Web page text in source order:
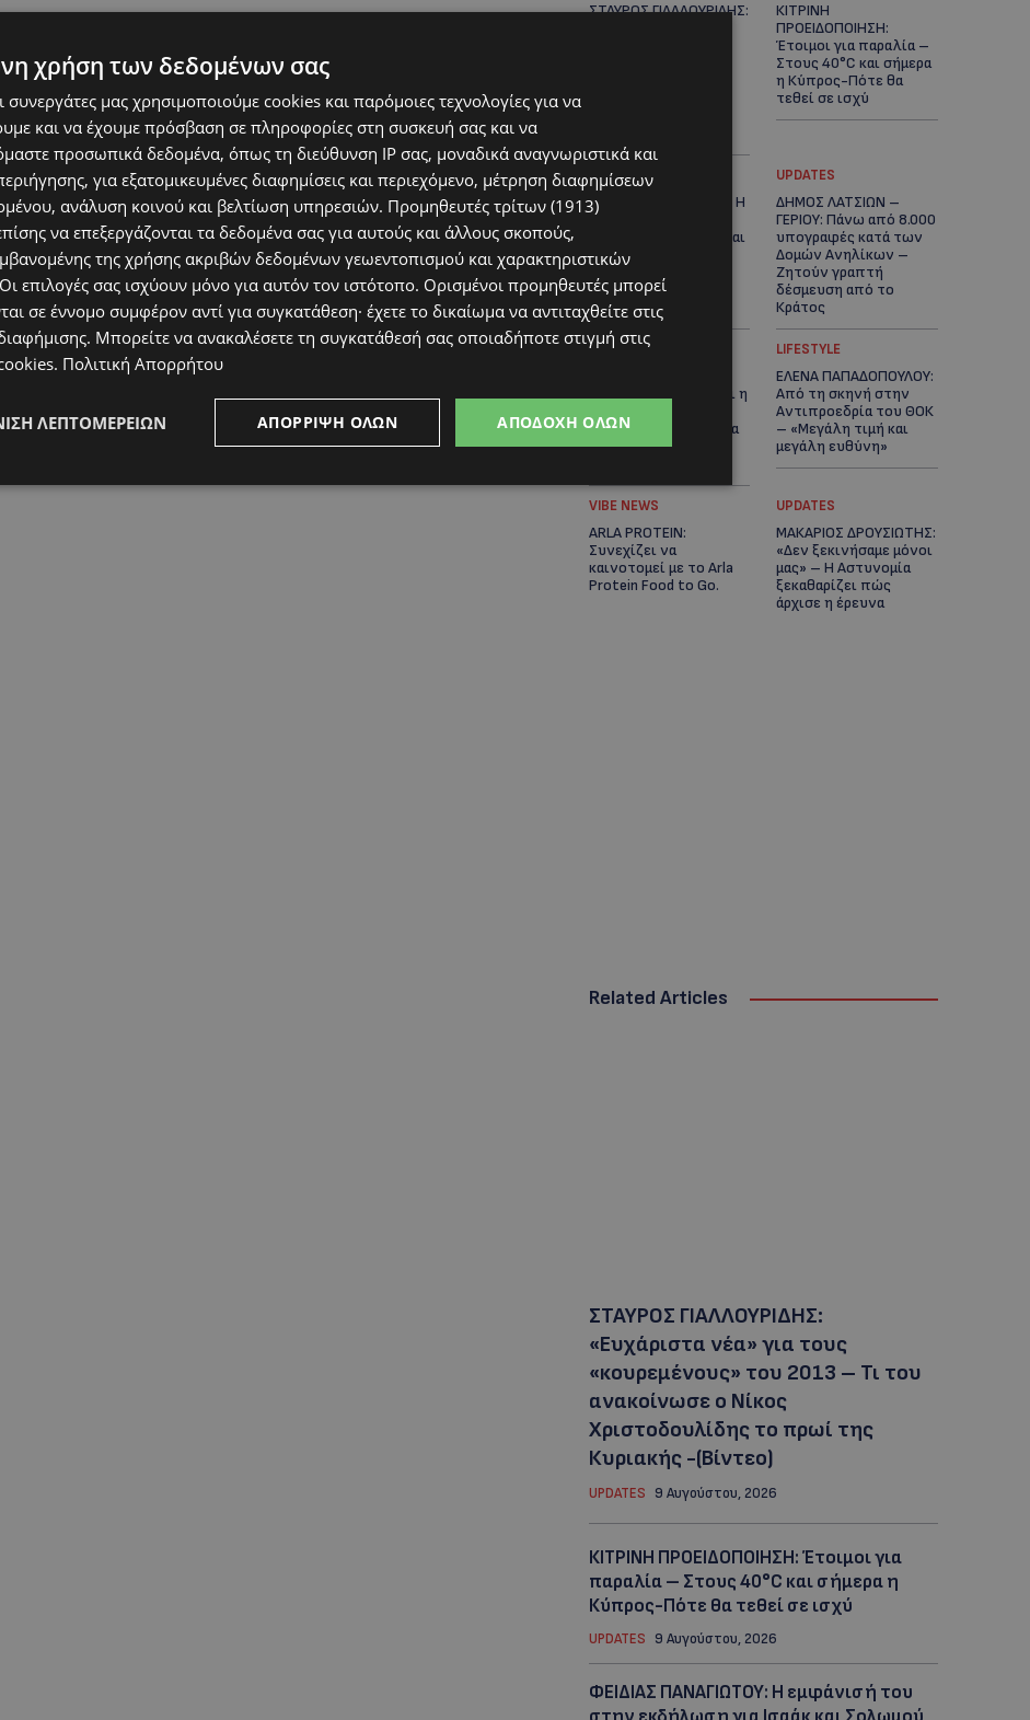
ΣΤΑΥΡΟΣ ΓΙΑΛΛΟΥΡΙΔΗΣ:
ΚΙΤΡΙΝΗ
ΠΡΟΕΙΔΟΠΟΙΗΣΗ:
Έτοιμοι για παραλία –
Στους 40°C και σήμερα
η Κύπρος-Πότε θα
τεθεί σε ισχύ
UPDATES
ΦΕΙΔΙΑΣ ΠΑΝΑΓΙΩΤΟΥ: Η
εμφάνισή του στην
εκδήλωση για Ισαάκ και
Σολωμού προκάλεσε
«Ασέβεια προς τους
νεκρούς»-(Φώτο)
UPDATES
ΔΗΜΟΣ ΛΑΤΣΙΩΝ –
ΓΕΡΙΟΥ: Πάνω από 8.000
υπογραφές κατά των
Δομών Ανηλίκων –
Ζητούν γραπτή
δέσμευση από το
Κράτος
UPDATES
ΠΙΤΣΙΛΙΑΣ: Ξανανοίγει η
Μια ανάσα δροσιάς για
κατοίκους και
LIFESTYLE
ΕΛΕΝΑ ΠΑΠΑΔΟΠΟΥΛΟΥ:
Από τη σκηνή στην
Αντιπροεδρία του ΘΟΚ
– «Μεγάλη τιμή και
μεγάλη ευθύνη»
VIBE NEWS
ARLA PROTEIN:
Συνεχίζει να
καινοτομεί με το Arla
Protein Food to Go.
UPDATES
ΜΑΚΑΡΙΟΣ ΔΡΟΥΣΙΩΤΗΣ:
«Δεν ξεκινήσαμε μόνοι
μας» – Η Αστυνομία
ξεκαθαρίζει πώς
άρχισε η έρευνα
Related Articles
ΣΤΑΥΡΟΣ ΓΙΑΛΛΟΥΡΙΔΗΣ:
«Ευχάριστα νέα» για τους
«κουρεμένους» του 2013 – Τι του
ανακοίνωσε ο Νίκος
Χριστοδουλίδης το πρωί της
Κυριακής -(Βίντεο)
UPDATES 9 Αυγούστου, 2026
ΚΙΤΡΙΝΗ ΠΡΟΕΙΔΟΠΟΙΗΣΗ: Έτοιμοι για
παραλία – Στους 40°C και σήμερα η
Κύπρος-Πότε θα τεθεί σε ισχύ
UPDATES 9 Αυγούστου, 2026
ΦΕΙΔΙΑΣ ΠΑΝΑΓΙΩΤΟΥ: Η εμφάνισή του
χρήση των δεδομένων σας
συνεργάτες μας χρησιμοποιούμε cookies και παρόμοιες τεχνολογίες για να
και να έχουμε πρόσβαση σε πληροφορίες στη συσκευή σας και να
προσωπικά δεδομένα, όπως τη διεύθυνση IP σας, μοναδικά αναγνωριστικά και
για εξατομικευμένες διαφημίσεις και περιεχόμενο, μέτρηση διαφημίσεων
ανάλυση κοινού και βελτίωση υπηρεσιών. Προμηθευτές τρίτων (1913)
να επεξεργάζονται τα δεδομένα σας για αυτούς και άλλους σκοπούς,
της χρήσης ακριβών δεδομένων γεωεντοπισμού και χαρακτηριστικών
επιλογές σας ισχύουν μόνο για αυτόν τον ιστότοπο. Ορισμένοι προμηθευτές μπορεί
σε έννομο συμφέρον αντί για συγκατάθεση· έχετε το δικαίωμα να αντιταχθείτε στις
. Μπορείτε να ανακαλέσετε τη συγκατάθεσή σας οποιαδήποτε στιγμή στις
. Πολιτική Απορρήτου
ΑΠΟΔΟΧΉ ΌΛΩΝ
ΑΠΌΡΡΙΨΗ ΌΛΩΝ
ΛΕΠΤΟΜΕΡΕΙΏΝ